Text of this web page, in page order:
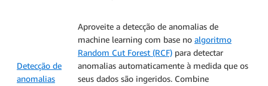
Detecção de
anomalias
Aproveite a detecção de anomalias de
machine learning com base no algoritmo
Random Cut Forest (RCF) para detectar
anomalias automaticamente à medida que os
seus dados são ingeridos. Combine